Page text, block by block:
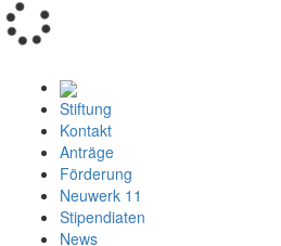
Stiftung
Kontakt
Anträge
Förderung
Neuwerk 11
Stipendiaten
News